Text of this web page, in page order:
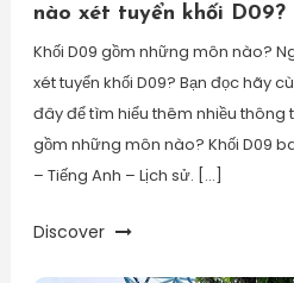
nào xét tuyển khối D09?
Khối D09 gồm những môn nào?
xét tuyển khối D09? Bạn đọc hãy
đây để tìm hiểu thêm nhiều thông
gồm những môn nào? Khối D09
– Tiếng Anh – Lịch sử. […]
Discover